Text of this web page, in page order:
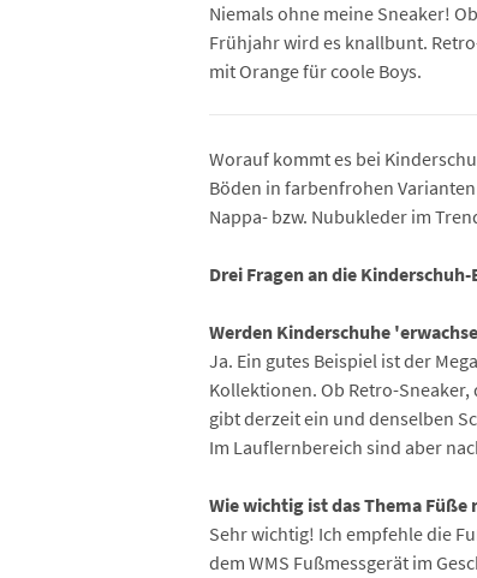
Niemals ohne meine Sneaker!
Frühjahr wird es knallbunt.
mit Orange für coole Boys.
Worauf kommt es bei
Böden in farbenfrohen
Nappa- bzw. Nubukleder im
Drei Fragen an die
Werden Kinderschuhe
Ja. Ein gutes Beispiel ist der
Kollektionen. Ob Retro-
gibt derzeit ein und denselben
Im Lauflernbereich sind aber
Wie wichtig ist das Thema Füße
Sehr wichtig! Ich empfehle die
dem WMS Fußmessgerät im